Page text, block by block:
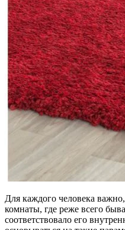
Для каждого человека
комнаты, где реже всего
соответствовало его